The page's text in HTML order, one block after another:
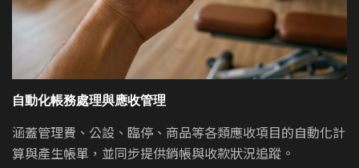
自動化帳務處理與應收管理
涵蓋管理費、公設、臨停、商品等各類應收項目的自動化計
算與產生帳單，並同步提供銷帳與收款狀況追蹤。